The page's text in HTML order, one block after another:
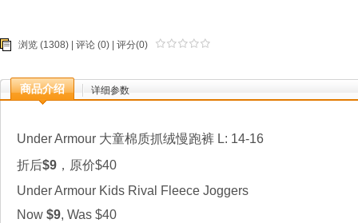
浏览 (1308) | 评论 (0) | 评分(0)
商品介绍 详细参数
Under Armour 大童棉质抓绒慢跑裤 L: 14-16
折后$9 ，原价$40
Under Armour Kids Rival Fleece Joggers
Now $9, Was $40